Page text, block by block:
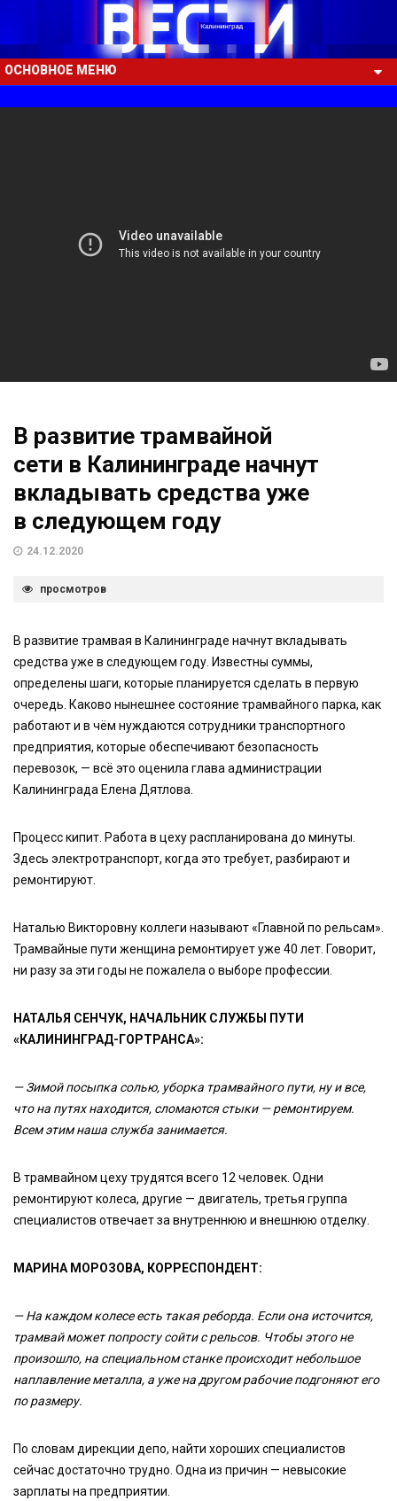
ОСНОВНОЕ МЕНЮ
В развитие трамвайной
сети в Калининграде начнут
вкладывать средства уже
в следующем году
24.12.2020
просмотров
В развитие трамвая в Калининграде начнут вкладывать
средства уже в следующем году. Известны суммы,
определены шаги, которые планируется сделать в первую
очередь. Каково нынешнее состояние трамвайного парка, как
работают и в чём нуждаются сотрудники транспортного
предприятия, которые обеспечивают безопасность
перевозок, — всё это оценила глава администрации
Калининграда Елена Дятлова.
Процесс кипит. Работа в цеху распланирована до минуты.
Здесь электротранспорт, когда это требует, разбирают и
ремонтируют.
Наталью Викторовну коллеги называют «Главной по рельсам».
Трамвайные пути женщина ремонтирует уже 40 лет. Говорит,
ни разу за эти годы не пожалела о выборе профессии.
НАТАЛЬЯ СЕНЧУК, НАЧАЛЬНИК СЛУЖБЫ ПУТИ
«КАЛИНИНГРАД-ГОРТРАНСА»:
— Зимой посыпка солью, уборка трамвайного пути, ну и все,
что на путях находится, сломаются стыки — ремонтируем.
Всем этим наша служба занимается.
В трамвайном цеху трудятся всего 12 человек. Одни
ремонтируют колеса, другие — двигатель, третья группа
специалистов отвечает за внутреннюю и внешнюю отделку.
МАРИНА МОРОЗОВА, КОРРЕСПОНДЕНТ:
— На каждом колесе есть такая реборда. Если она источится,
трамвай может попросту сойти с рельсов. Чтобы этого не
произошло, на специальном станке происходит небольшое
наплавление металла, а уже на другом рабочие подгоняют его
по размеру.
По словам дирекции депо, найти хороших специалистов
сейчас достаточно трудно. Одна из причин — невысокие
зарплаты на предприятии.